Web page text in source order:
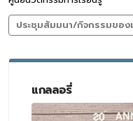
ประชุมสัมมนา/กิจกรรมของ
แกลลอรี่